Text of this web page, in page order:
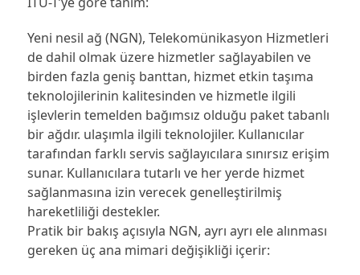
Yeni nesil ağ (NGN), Telekomünikasyon Hizmetleri
de dahil olmak üzere hizmetler sağlayabilen ve
birden fazla geniş banttan, hizmet etkin taşıma
teknolojilerinin kalitesinden ve hizmetle ilgili
işlevlerin temelden bağımsız olduğu paket tabanlı
bir ağdır. ulaşımla ilgili teknolojiler. Kullanıcılar
tarafından farklı servis sağlayıcılara sınırsız erişim
sunar. Kullanıcılara tutarlı ve her yerde hizmet
sağlanmasına izin verecek genelleştirilmiş
hareketliliği destekler.
Pratik bir bakış açısıyla NGN, ayrı ayrı ele alınması
gereken üç ana mimari değişikliği içerir: